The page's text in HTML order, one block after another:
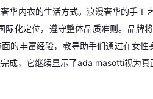
华内衣的生活方式。浪漫奢华的手
际化定位，遵守整体品质准则。品
的丰富经验，教导助手们通过在女
成，它继续显示了ada masotti视为